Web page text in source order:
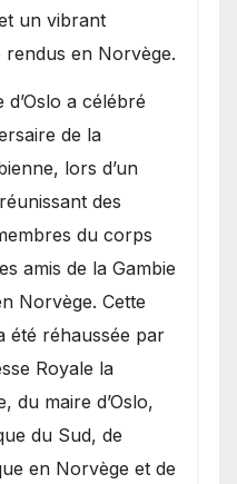
un vibrant
rendus en Norvège.
d’Oslo a célébré
de la
lors d’un
des
du corps
amis de la Gambie
Norvège. Cette
été réhaussée par
Royale la
du maire d’Oslo,
du Sud, de
en Norvège et de